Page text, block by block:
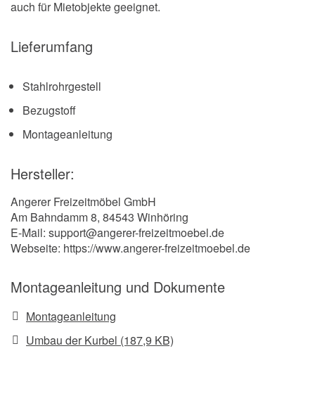
auch für Mietobjekte geeignet.
Lieferumfang
Stahlrohrgestell
Bezugstoff
Montageanleitung
Hersteller:
Angerer Freizeitmöbel GmbH
Am Bahndamm 8, 84543 Winhöring
E-Mail: support@angerer-freizeitmoebel.de
Webseite: https://www.angerer-freizeitmoebel.de
Montageanleitung und Dokumente
Montageanleitung
Umbau der Kurbel (187,9 KB)